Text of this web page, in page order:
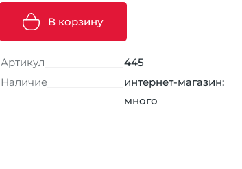
В корзину
Артикул
445
Наличие
интернет-магазин:
много